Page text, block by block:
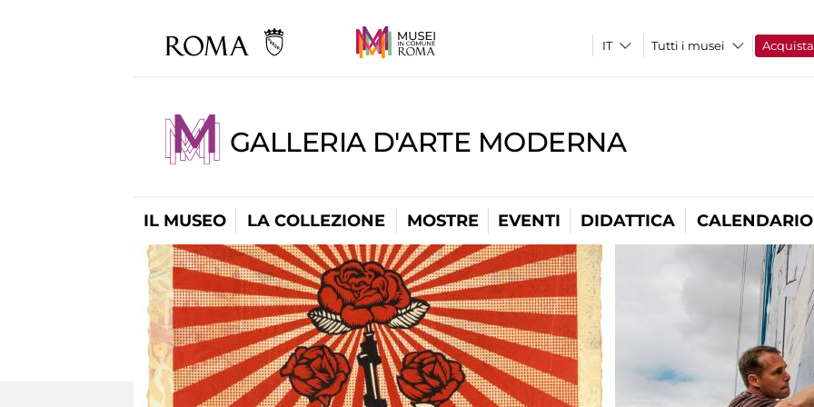
Tutti i musei Acquista
GALLERIA D'ARTE MODERNA
IL MUSEO LA COLLEZIONE MOSTRE EVENTI DIDATTICA CALENDARIO